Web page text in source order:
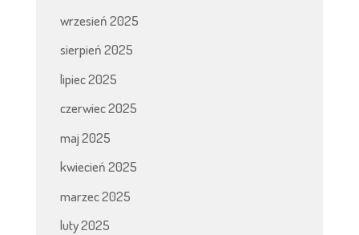
wrzesień 2025
sierpień 2025
lipiec 2025
czerwiec 2025
maj 2025
kwiecień 2025
marzec 2025
luty 2025